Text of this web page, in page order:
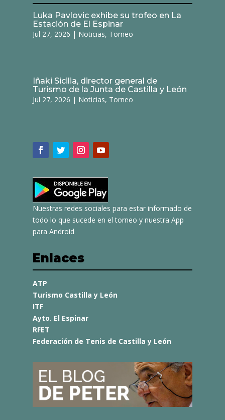
Luka Pavlovic exhibe su trofeo en La
Estación de El Espinar
Jul 27, 2026 | Noticias, Torneo
Iñaki Sicilia, director general de
Turismo de la Junta de Castilla y León
Jul 27, 2026 | Noticias, Torneo
Nuestras redes sociales para estar informado de
todo lo que sucede en el torneo y nuestra App
para Android
Enlaces
ATP
Turismo Castilla y León
ITF
Ayto. El Espinar
RFET
Federación de Tenis de Castilla y León